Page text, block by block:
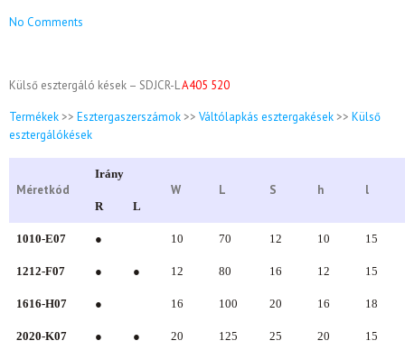
No Comments
Külső esztergáló kések – SDJCR-LA405 520
Termékek >> Esztergaszerszámok >> Váltólapkás esztergakések >> Külső
esztergálókések
Méretkód
Irány
W L S h l
R L
1010-E07 ● 10 70 12 10 15
1212-F07 ● ● 12 80 16 12 15
1616-H07 ● 16 100 20 16 18
2020-K07 ● ● 20 125 25 20 15